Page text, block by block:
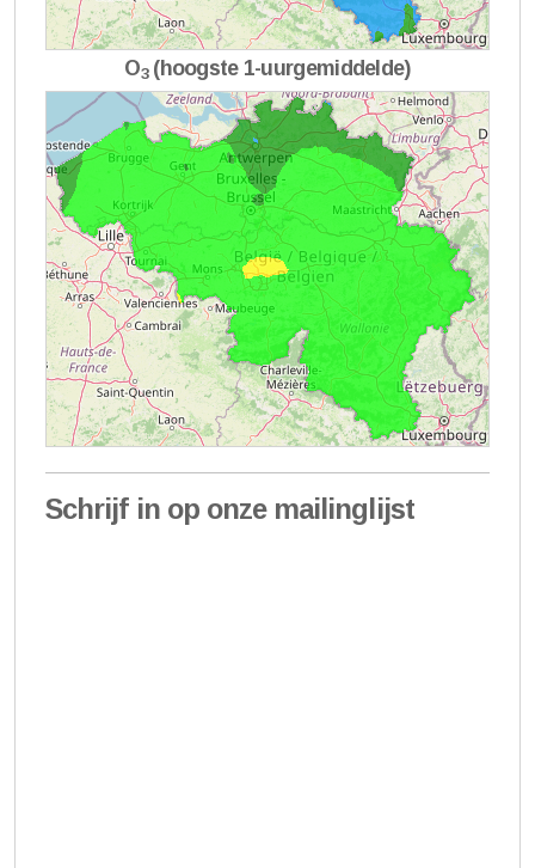
O3(hoogste 1-uurgemiddelde)
Schrijf in op onze mailinglijst